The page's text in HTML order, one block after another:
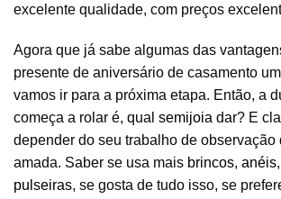
excelente qualidade, com preços
Agora que já sabe algumas das
presente de aniversário de casamento
vamos ir para a próxima etapa. Então, a
começa a rolar é, qual semijoia dar? E
depender do seu trabalho de observação
amada. Saber se usa mais brincos, anéis,
pulseiras, se gosta de tudo isso, se